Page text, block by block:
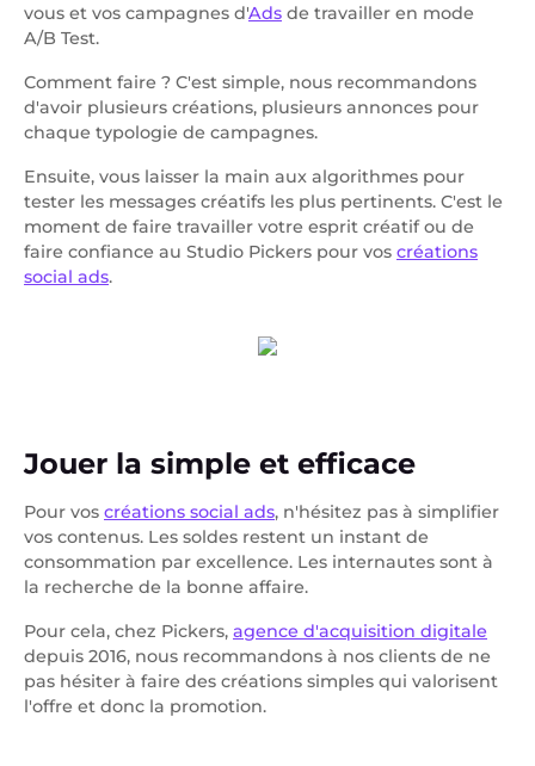
vous et vos campagnes d'Ads de travailler en mode
A/B Test.
Comment faire ? C'est simple, nous recommandons
d'avoir plusieurs créations, plusieurs annonces pour
chaque typologie de campagnes.
Ensuite, vous laisser la main aux algorithmes pour
tester les messages créatifs les plus pertinents. C'est le
moment de faire travailler votre esprit créatif ou de
faire confiance au Studio Pickers pour vos créations
social ads.
Jouer la simple et efficace
Pour vos créations social ads, n'hésitez pas à simplifier
vos contenus. Les soldes restent un instant de
consommation par excellence. Les internautes sont à
la recherche de la bonne affaire.
Pour cela, chez Pickers, agence d'acquisition digitale
depuis 2016, nous recommandons à nos clients de ne
pas hésiter à faire des créations simples qui valorisent
l'offre et donc la promotion.